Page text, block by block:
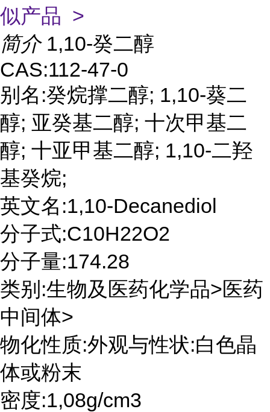
似产品 >
简介 1,10-癸二醇
CAS:112-47-0
别名:癸烷撑二醇; 1,10-葵二
醇; 亚癸基二醇; 十次甲基二
醇; 十亚甲基二醇; 1,10-二羟
基癸烷;
英文名:1,10-Decanediol
分子式:C10H22O2
分子量:174.28
类别:生物及医药化学品>医药
中间体>
物化性质:外观与性状:白色晶
体或粉末
密度:1,08g/cm3